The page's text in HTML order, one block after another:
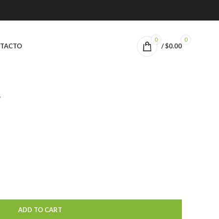
0 0
/$0.00
ADD TO CART